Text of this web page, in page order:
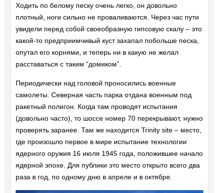
Ходить по белому песку очень легко, он довольно
плотный, ноги сильно не проваливаются. Через час пути
увидели перед собой своеобразную гипсовую скалу – это
какой-то предприимчивый куст захапал побольше песка,
опутал его корнями, и теперь ни в какую не желал
расставаться с таким “домиком”.
Периодически над головой проносились военные
самолеты. Северная часть парка отдана военным под
ракетный полигон. Когда там проводят испытания
(довольно часто), то шоссе номер 70 перекрывают, нужно
проверять заранее. Там же находится Trinity site – место,
где произошло первое в мире испытание технологии
ядерного оружия 16 июля 1945 года, положившее начало
ядерной эпохе. Для публики это место открыто всего два
раза в год, по одному дню в апреле и в октябре.